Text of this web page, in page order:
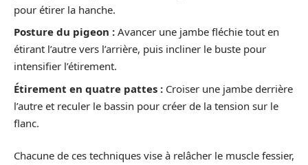
pour étirer la hanche.
Posture du pigeon : Avancer une jambe fléchie tout en
étirant l’autre vers l’arrière, puis incliner le buste pour
intensifier l’étirement.
Étirement en quatre pattes : Croiser une jambe derrière
l’autre et reculer le bassin pour créer de la tension sur le
flanc.
Chacune de ces techniques vise à relâcher le muscle fessier,